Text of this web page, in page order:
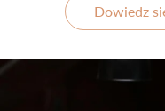
Dowiedz